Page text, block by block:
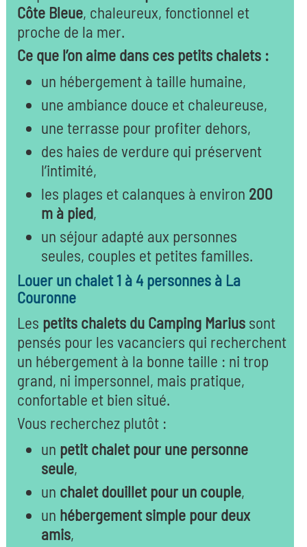
Côte Bleue, chaleureux, fonctionnel et
proche de la mer.
Ce que l’on aime dans ces petits chalets :
un hébergement à taille humaine,
une ambiance douce et chaleureuse,
une terrasse pour profiter dehors,
des haies de verdure qui préservent
l’intimité,
les plages et calanques à environ 200
m à pied,
un séjour adapté aux personnes
seules, couples et petites familles.
Louer un chalet 1 à 4 personnes à La
Couronne
Les petits chalets du Camping Marius sont
pensés pour les vacanciers qui recherchent
un hébergement à la bonne taille : ni trop
grand, ni impersonnel, mais pratique,
confortable et bien situé.
Vous recherchez plutôt :
un petit chalet pour une personne
seule,
un chalet douillet pour un couple,
un hébergement simple pour deux
amis,